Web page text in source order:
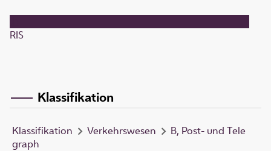
RIS
Klassifikation
Klassifikation Verkehrswesen
B, Post- und Tele
graph